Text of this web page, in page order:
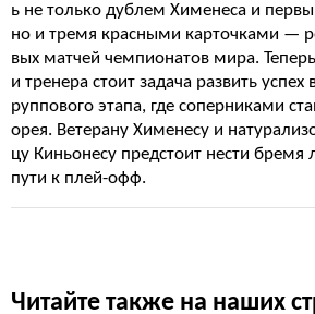
ь не только дублем Хименеса и
но и тремя красными карточками —
вых матчей чемпионатов мира.
и тренера стоит задача развить
руппового этапа, где соперниками
орея. Ветерану Хименесу и
цу Киньонесу предстоит нести бремя
пути к плей-офф.
Читайте также на наших